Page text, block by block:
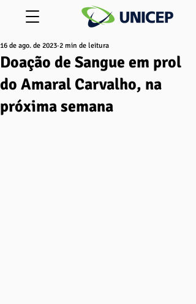
Doação de Sangue em prol
do Amaral Carvalho, na
próxima semana
16 de ago. de 2023 2 min de leitura